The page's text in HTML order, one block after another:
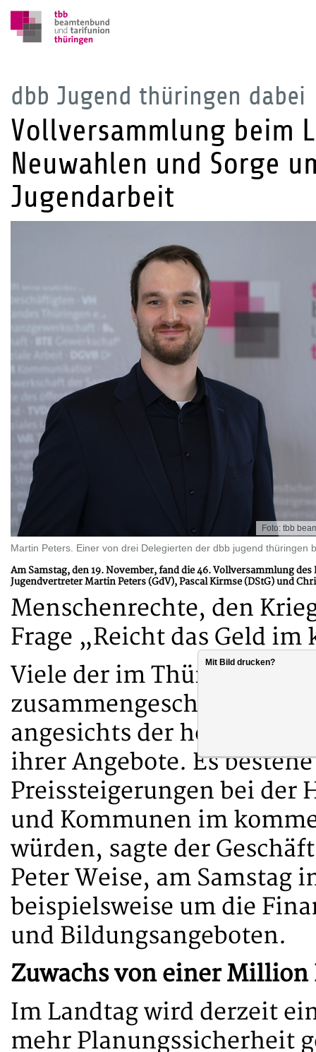
dbb Jugend thüringen dabei
Vollversammlung beim
Neuwahlen und Sorge
Jugendarbeit
Foto: tbb
Martin Peters. Einer von drei Delegierten der dbb jugend
Am Samstag, den 19. November, fand die 46. Vollversammlung
Jugendvertreter Martin Peters (GdV), Pascal Kirmse (DStG) und
Menschenrechte, den
Frage „Reicht das Geld im
Viele der im Thüringer
zusammengeschlossenen
angesichts der hohen
ihrer Angebote. Es
Preissteigerungen bei der
und Kommunen im
würden, sagte der
Peter Weise, am Samstag
beispielsweise um die
und Bildungsangeboten.
Zuwachs von einer Million
Im Landtag wird derzeit
mehr Planungssicherheit
Mit Bild drucken?